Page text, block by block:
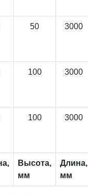
50 3000
100 3000
100 3000
Высота,
мм
Длина,
мм